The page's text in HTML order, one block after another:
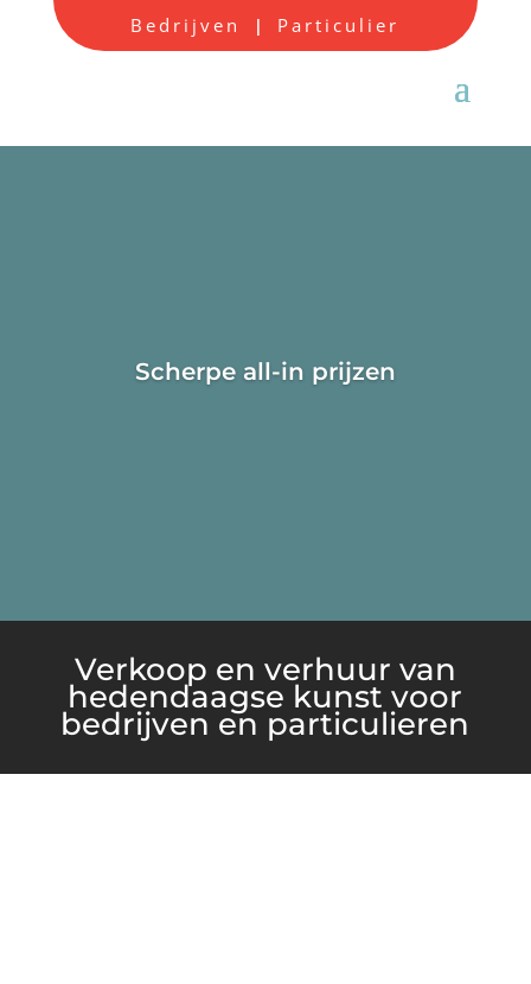
Bedrijven | Particulier
Scherpe all-in prijzen
Verkoop en verhuur van
hedendaagse kunst voor
bedrijven en particulieren